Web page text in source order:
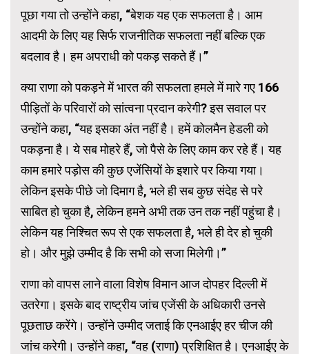
पूछा गया तो उन्होंने कहा, “बेशक यह एक सफलता है। आम
आदमी के लिए यह सिर्फ राजनीतिक सफलता नहीं बल्कि एक
बदलाव है। हम अपराधी को पकड़ सकते हैं।”
क्या राणा को पकड़ने में भारत की सफलता हमले में मारे गए 166
पीड़ितों के परिवारों को सांत्वना प्रदान करेगी? इस सवाल पर
उन्होंने कहा, “यह इसका अंत नहीं है। हमें कोलमैन हेडली को
पकड़ना है। ये सब मोहरे हैं, जो पैसे के लिए काम कर रहे हैं। यह
काम हमारे पड़ोस की कुछ एजेंसियों के इशारे पर किया गया।
लेकिन इसके पीछे जो दिमाग है, भले ही सब कुछ संदेह से परे
साबित हो चुका है, लेकिन हमने अभी तक उन तक नहीं पहुंचा है।
लेकिन यह निश्चित रूप से एक सफलता है, भले ही देर हो चुकी
हो। और मुझे उम्मीद है कि सभी को सजा मिलेगी।”
राणा को वापस लाने वाला विशेष विमान आज दोपहर दिल्ली में
उतरेगा। इसके बाद राष्ट्रीय जांच एजेंसी के अधिकारी उनसे
पूछताछ करेंगे। उन्होंने उम्मीद जताई कि एनआईए हर चीज की
जांच करेगी। उन्होंने कहा, “वह (राणा) प्रशिक्षित है। एनआईए के